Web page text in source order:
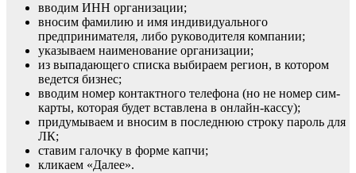
вводим ИНН организации;
вносим фамилию и имя индивидуального
предпринимателя, либо руководителя компании;
указываем наименование организации;
из выпадающего списка выбираем регион, в котором
ведется бизнес;
вводим номер контактного телефона (но не номер сим-
карты, которая будет вставлена в онлайн-кассу);
придумываем и вносим в последнюю строку пароль для
ЛК;
ставим галочку в форме капчи;
кликаем «Далее».